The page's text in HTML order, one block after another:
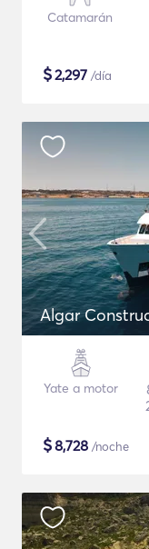
Catamarán
$2,297 /día
Algar
Yate a motor
$8,728 /noche